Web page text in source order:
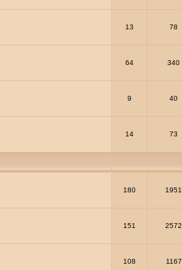
13 78
64 340
9 40
14 73
180 1951
151 2572
108 1167